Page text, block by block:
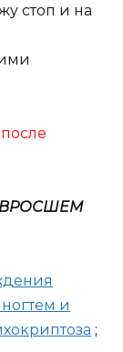
стоп и на
и
;